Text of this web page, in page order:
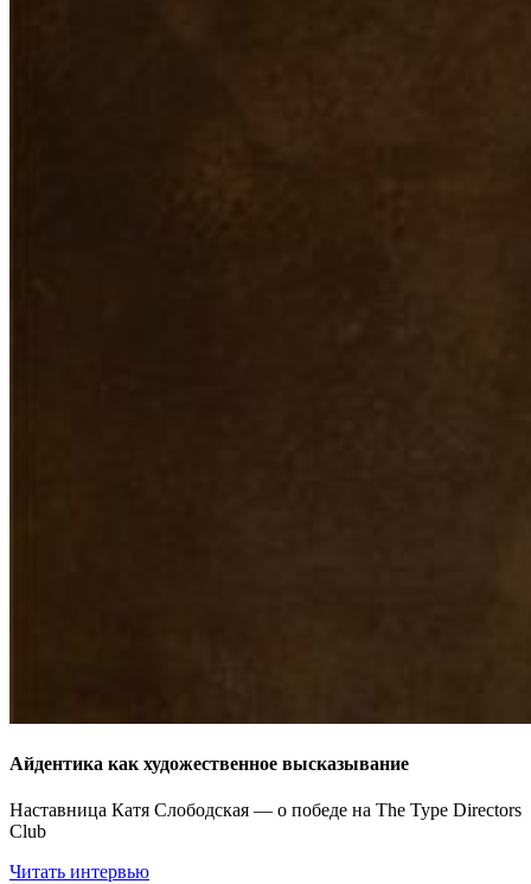
Айдентика как художественное высказывание
Наставница Катя Слободская — о победе на The Type Directors
Club
Читать интервью